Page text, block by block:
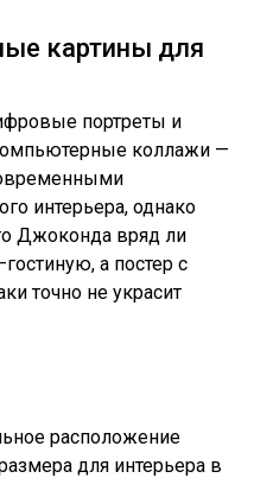
картины для
портреты и
коллажи —
интерьера, однако
Джоконда вряд ли
а постер с
точно не украсит
расположение
для интерьера в